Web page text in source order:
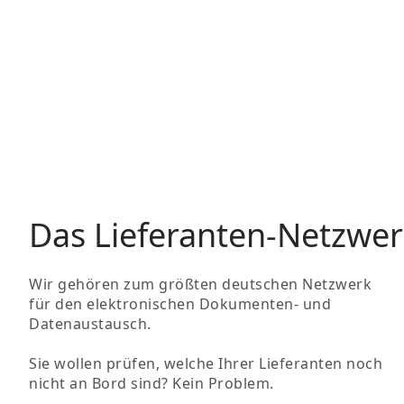
Das Lieferanten-
Wir gehören zum größten deutschen Netzwerk
für den elektronischen Dokumenten- und
Datenaustausch.
Sie wollen prüfen, welche Ihrer Lieferanten noch
nicht an Bord sind? Kein Problem.